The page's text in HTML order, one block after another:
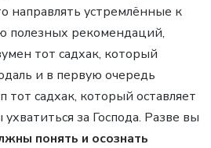
направлять устремлённые к
полезных рекомендаций,
тот садхак, который
и в первую очередь
тот садхак, который оставляет
за Господа. Разве вы
понять и осознать